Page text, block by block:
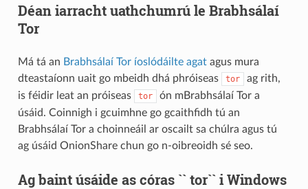
Déan iarracht uathchumrú le Brabhsálaí
Tor
Má tá an Brabhsálaí Tor íoslódáilte agatagus mura
dteastaíonn uait go mbeidh dhá phróiseas
tor
ag rith,
is féidir leat an próiseas
tor
ón mBrabhsálaí Tor a
úsáid. Coinnigh i gcuimhne go gcaithfidh tú an
Brabhsálaí Tor a choinneáil ar oscailt sa chúlra agus tú
ag úsáid OnionShare chun go n-oibreoidh sé seo.
Ag baint úsáide as córas `` tor`` i Windows